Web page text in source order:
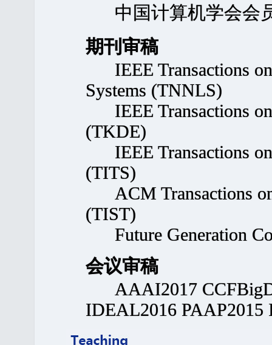
中国计算机学会会
期刊审稿
IEEE Transactions on
Systems (TNNLS)
IEEE Transactions on
(TKDE)
IEEE Transactions on
(TITS)
ACM Transactions on
(TIST)
Future Generation
会议审稿
AAAI2017
IDEAL2016 PAAP2015